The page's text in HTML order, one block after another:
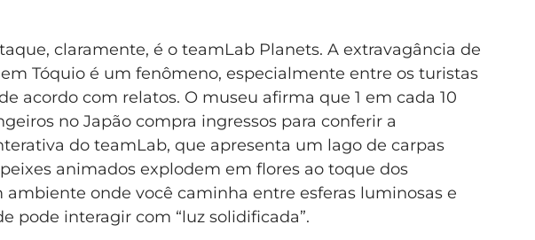
claramente, é o teamLab Planets. A extravagância de
Tóquio é um fenômeno, especialmente entre os turistas
acordo com relatos. O museu afirma que 1 em cada 10
no Japão compra ingressos para conferir a
do teamLab, que apresenta um lago de carpas
animados explodem em flores ao toque dos
ambiente onde você caminha entre esferas luminosas e
pode interagir com “luz solidificada”.